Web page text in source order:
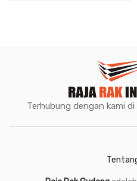
Terhubung dengan kami di